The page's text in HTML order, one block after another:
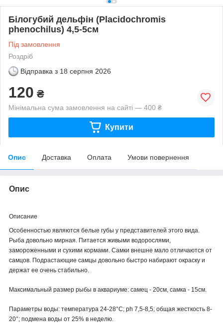
Білогубий дельфін (Placidochromis
phenochilus) 4,5-5см
Під замовлення
Роздріб
Відправка з 18 серпня 2026
120 ₴
Мінімальна сума замовлення на сайті — 400 ₴
Купити
Опис Доставка Оплата Умови повернення
Опис
Описание
Особенностью являются белые губы у представителей этого вида.
Рыба довольно мирная. Питается живыми водорослями,
замороженными и сухими кормами. Самки внешне мало отличаются от
самцов. Подрастающие самцы довольно быстро набирают окраску и
держат ее очень стабильно.
Максимальный размер рыбы в аквариуме: самец - 20см, самка - 15см.
Параметры воды: температура 24-28°C; ph 7,5-8,5; общая жесткость 8-
20°; подмена воды от 25% в неделю.